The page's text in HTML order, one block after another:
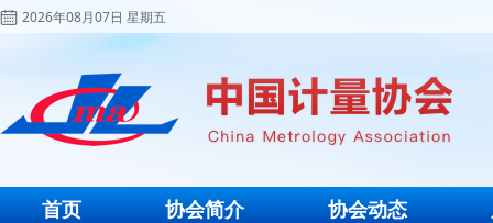
2026年08月07日 星期五
首页 协会简介 协会动态